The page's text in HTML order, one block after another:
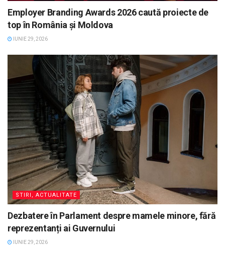
Employer Branding Awards 2026 caută proiecte de
top în România și Moldova
IUNIE 29, 2026
STIRI, ACTUALITATE
Dezbatere în Parlament despre mamele minore, fără
reprezentanți ai Guvernului
IUNIE 29, 2026